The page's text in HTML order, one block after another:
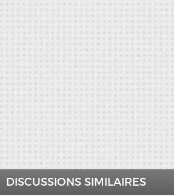
DISCUSSIONS SIMILAIRES